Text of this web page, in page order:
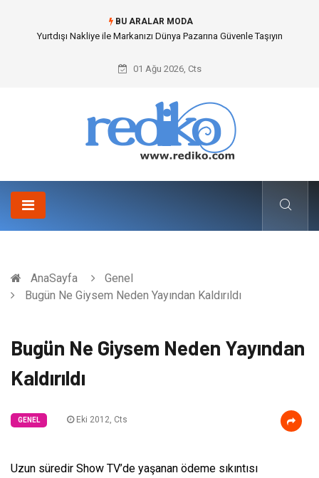
BU ARALAR MODA
Yurtdışı Nakliye ile Markanızı Dünya Pazarına Güvenle Taşıyın
01 Ağu 2026, Cts
AnaSayfa
Genel
Bugün Ne Giysem Neden Yayından Kaldırıldı
Bugün Ne Giysem Neden Yayından
Kaldırıldı
GENEL Eki 2012, Cts
Uzun süredir Show TV’de yaşanan ödeme sıkıntısı